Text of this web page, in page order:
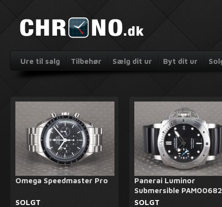
Ure til salg Tilbehør Sælg dit ur Byt dit ur
Omega Speedmaster Pro
SOLGT
Panerai Luminor
Submersible PAM00682
SOLGT